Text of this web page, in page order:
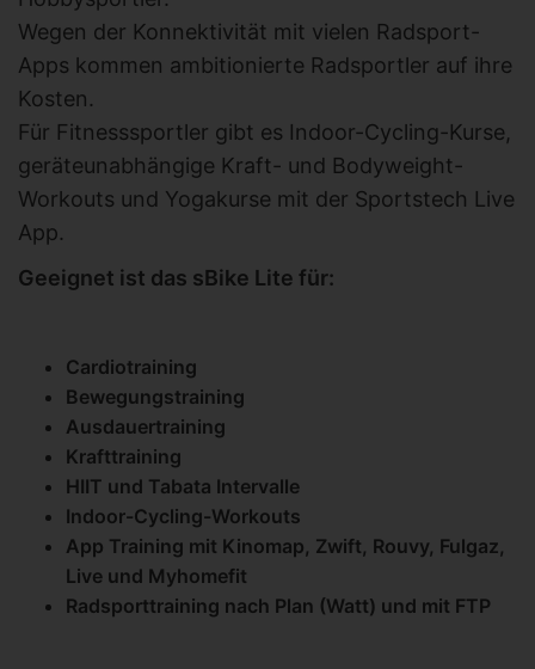
Wegen der Konnektivität mit vielen Radsport-
Apps kommen ambitionierte Radsportler auf ihre
Kosten.
Für Fitnesssportler gibt es Indoor-Cycling-Kurse,
geräteunabhängige Kraft- und Bodyweight-
Workouts und Yogakurse mit der Sportstech Live
App.
Geeignet ist das sBike Lite für:
Cardiotraining
Bewegungstraining
Ausdauertraining
Krafttraining
HIIT und Tabata Intervalle
Indoor-Cycling-Workouts
App Training mit Kinomap, Zwift, Rouvy, Fulgaz,
Live und Myhomefit
Radsporttraining nach Plan (Watt) und mit FTP